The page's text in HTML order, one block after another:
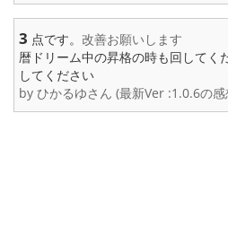
3 点です。 改善お願いします
暦ドリーム中の昇格の時も回してく
してください
by ひかるゆさん (最新Ver :1.0.6の